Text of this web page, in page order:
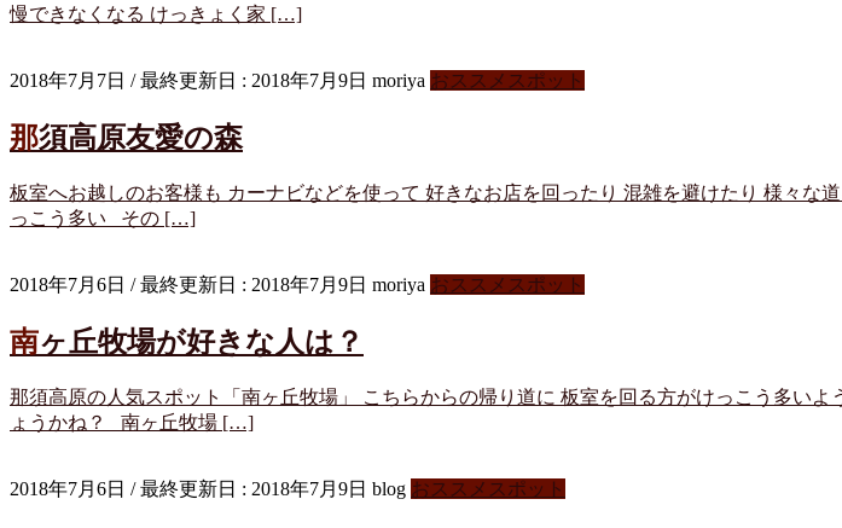
慢できなくなる けっきょく家 […]
2018年7月7日 / 最終更新日 : 2018年7月9日 moriya おススメスポット
那須高原友愛の森
板室へお越しのお客様も カーナビなどを使って 好きなお店を回ったり 混雑を避けたり 様々
っこう多い その […]
2018年7月6日 / 最終更新日 : 2018年7月9日 moriya おススメスポット
南ヶ丘牧場が好きな人は？
那須高原の人気スポット「南ヶ丘牧場」 こちらからの帰り道に 板室を回る方がけっこう多い
ょうかね？ 南ヶ丘牧場 […]
2018年7月6日 / 最終更新日 : 2018年7月9日 blog おススメスポット